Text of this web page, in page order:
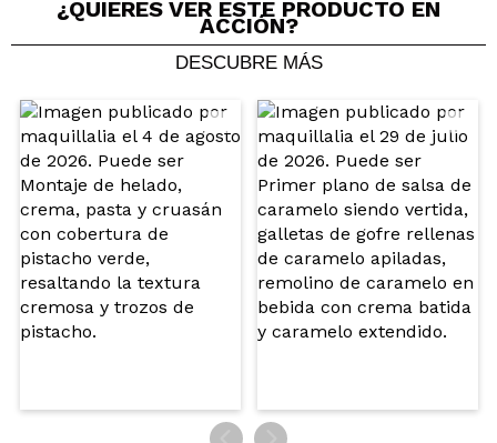
Jasmine
Un olor muy rico a melon
Opinión
verificada
|
Hace 3
años
Útil
Responder
Maria
Me encanta este perfume como para
llevarlo en el bolso y te saca de un
apuro
¿Recomendarías su compra?Si
¿QUIERES VER ESTE PRODUCTO EN
ACCIÓN?
DESCUBRE MÁS